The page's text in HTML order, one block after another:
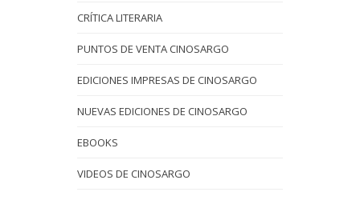
CRÍTICA LITERARIA
PUNTOS DE VENTA CINOSARGO
EDICIONES IMPRESAS DE CINOSARGO
NUEVAS EDICIONES DE CINOSARGO
EBOOKS
VIDEOS DE CINOSARGO